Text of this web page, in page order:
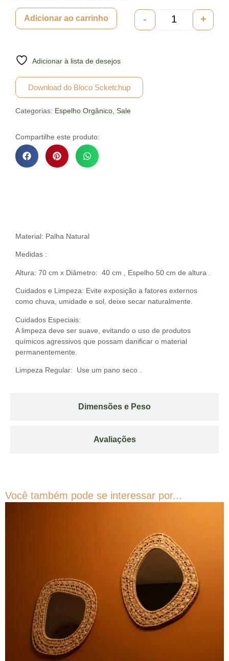
- +
Adicionar ao carrinho
Adicionar à lista de desejos
Download do Bloco Scketchup
Categorias: Espelho Orgânico Sale
Compartilhe este produto:
Dimensões e Peso
Avaliações
Material: Palha Natural
Medidas :
Altura: 70 cm x Diâmetro: 40 cm , Espelho 50 cm de altura .
Cuidados e Limpeza: Evite exposição a fatores externos
como chuva, umidade e sol, deixe secar naturalmente.
Cuidados Especiais:
A limpeza deve ser suave, evitando o uso de produtos
químicos agressivos que possam danificar o material
permanentemente.
Limpeza Regular: Use um pano seco .
Você também pode se interessar por...